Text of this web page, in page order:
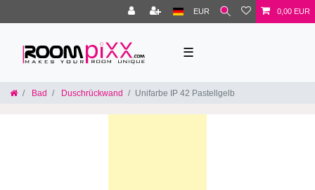
EUR 0,00 EUR
☰
Bad Duschrückwand Unifarbe IP 42 Pastellgelb